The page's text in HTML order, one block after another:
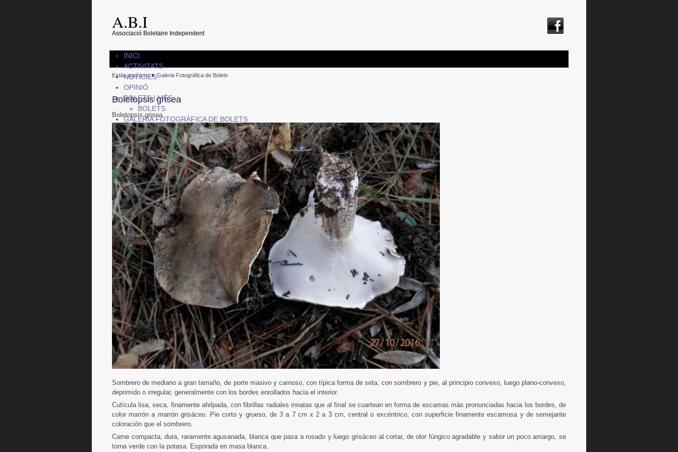
A.B.I
Associació Boletaire Independent
INICI
ACTIVITATS
NOTICIES
OPINIÓ
BOLETS I MÉS
BOLETS
GALERIA FOTOGRÀFICA DE BOLETS
Estàs aquí:Inici Galeria Fotogràfica de Bolets
Boletopsis grisea
Boletopsis grisea
Sombrero de mediano a gran tamaño, de porte masivo y carnoso, con típica forma de seta, con sombrero y pie, al principio convexo, luego plano-convexo,
deprimido o irregular, generalmente con los bordes enrollados hacia el interior.
Cutícula lisa, seca, finamente afelpada, con fibrillas radiales innatas que al final se cuartean en forma de escamas más pronunciadas hacia los bordes, de
color marrón a marrón grisáceo. Pie corto y grueso, de 3 a 7 cm x 2 a 3 cm, central o excéntrico, con superficie finamente escamosa y de semejante
coloración que el sombrero.
Carne compacta, dura, raramente agusanada, blanca que pasa a rosado y luego grisáceo al cortar, de olor fúngico agradable y sabor un poco amargo, se
torna verde con la potasa. Esporada en masa blanca.